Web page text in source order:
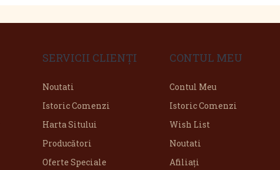
SERVICII CLIENŢI
Noutati
Istoric Comenzi
Harta Sitului
Producători
Oferte Speciale
CONTUL MEU
Contul Meu
Istoric Comenzi
Wish List
Noutati
Afiliaţi